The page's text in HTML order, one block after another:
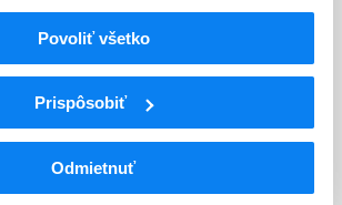
Povoliť všetko
Prispôsobiť
Odmietnuť
zákazníka